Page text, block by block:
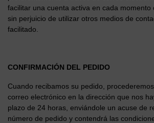
facilitar una cuenta activa en cada momento
sin perjuicio de utilizar otros medios de
facilitado.
CONFIRMACIÓN DEL PEDIDO
Cuando recibamos su pedido,
correo electrónico en la dirección que nos
plazo de 24 horas, enviándole un acuse de
número de pedido y contendrá las